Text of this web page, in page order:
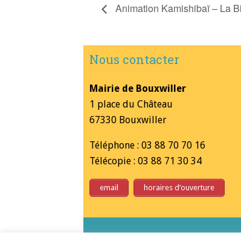
Animation Kamishibaï – La
Nous contacter
Mairie de Bouxwiller
1 place du Château
67330 Bouxwiller
Téléphone : 03 88 70 70 16
Télécopie : 03 88 71 30 34
email horaires d’ouverture